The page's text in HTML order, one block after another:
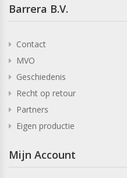
Barrera B.V.
Contact
MVO
Geschiedenis
Recht op retour
Partners
Eigen productie
Mijn Account